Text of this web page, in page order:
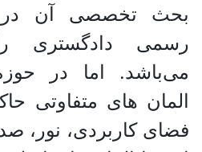
بحث تخصصی آن در
رسمی دادگستری
می‌باشد. اما در
المان های متفاوتی
فضای کاربردی، نور،